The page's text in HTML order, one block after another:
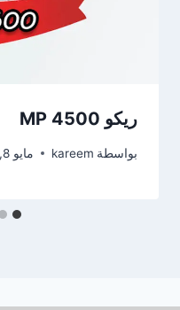
ريكو MP 4500
بواسطة kareem مايو 8, 2021